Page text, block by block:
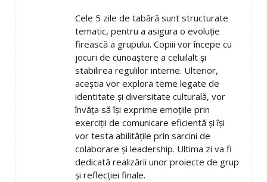
Cele 5 zile de tabără sunt structurate
tematic, pentru a asigura o evoluție
firească a grupului. Copiii vor începe cu
jocuri de cunoaștere a celuilalt și
stabilirea regulilor interne. Ulterior,
aceștia vor explora teme legate de
identitate și diversitate culturală, vor
învăța să își exprime emoțiile prin
exerciții de comunicare eficientă și își
vor testa abilitățile prin sarcini de
colaborare și leadership. Ultima zi va fi
dedicată realizării unor proiecte de grup
și reflecției finale.